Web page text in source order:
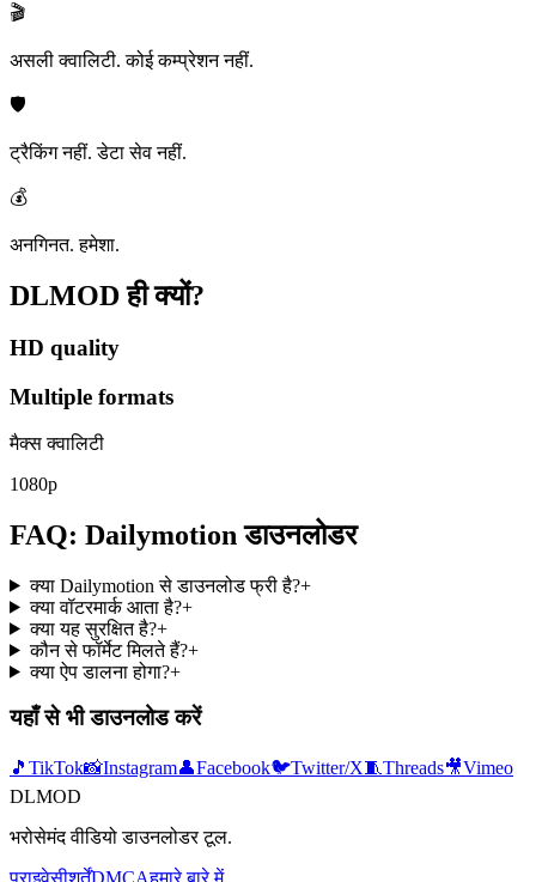
🎬
असली क्वालिटी. कोई कम्प्रेशन नहीं.
🛡️
ट्रैकिंग नहीं. डेटा सेव नहीं.
💰
अनगिनत. हमेशा.
DLMOD ही क्यों?
HD quality
Multiple formats
मैक्स क्वालिटी
1080p
FAQ: Dailymotion डाउनलोडर
क्या Dailymotion से डाउनलोड फ्री है?+
क्या वॉटरमार्क आता है?+
क्या यह सुरक्षित है?+
कौन से फॉर्मेट मिलते हैं?+
क्या ऐप डालना होगा?+
यहाँ से भी डाउनलोड करें
🎵 TikTok📸Instagram👤Facebook🐦Twitter/X🧵Threads🎥Vimeo
DLMOD
भरोसेमंद वीडियो डाउनलोडर टूल.